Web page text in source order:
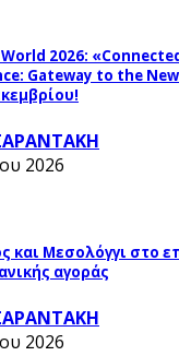
2026:
Gateway to the
2026
και Μεσολόγγι στο
αγοράς
2026